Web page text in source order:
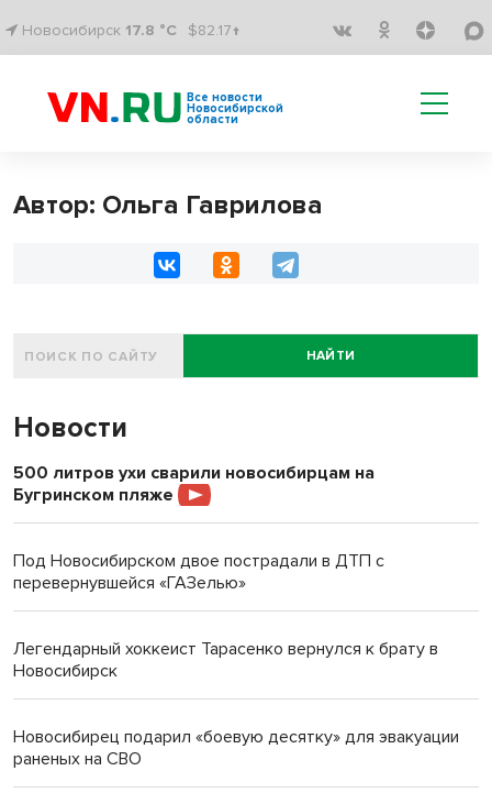
Новосибирск 17.8 °C $82.17↑
Все новости
Новосибирской
области
Автор: Ольга Гаврилова
НАЙТИ
Новости
500 литров ухи сварили новосибирцам на
Бугринском пляже
Под Новосибирском двое пострадали в ДТП с
перевернувшейся «ГАЗелью»
Легендарный хоккеист Тарасенко вернулся к брату в
Новосибирск
Новосибирец подарил «боевую десятку» для эвакуации
раненых на СВО